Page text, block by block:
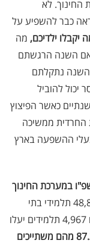
החינוך. לא
כבר להשפיע על
ילדיכם, מה
אם השנה הרגשתם
השנה נתקלתם
להוביל
כאשר הפיצוץ
החרדית ממשיכה
ההשפעה בארץ
במערכת החינוך
- נתון מרשים הכולל 48,817 תלמידי בתי
הספר ועוד 12,971 ילדים בגני הילדים. מתוכם 4,967 תלמידים יעלו
87.2% מהם משתייכים